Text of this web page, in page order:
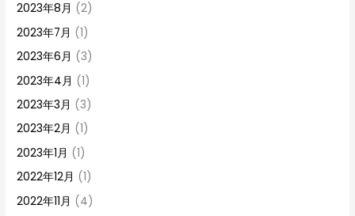
2023年8月 (2)
2023年7月 (1)
2023年6月 (3)
2023年4月 (1)
2023年3月 (3)
2023年2月 (1)
2023年1月 (1)
2022年12月 (1)
2022年11月 (4)